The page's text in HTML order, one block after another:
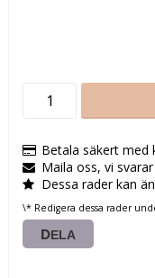
Betala säkert med
Maila oss, vi
Dessa rader kan
\* Redigera dessa rader
DELA